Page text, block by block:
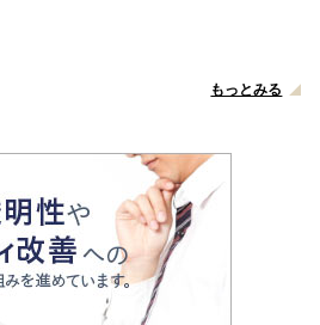
もっとみる